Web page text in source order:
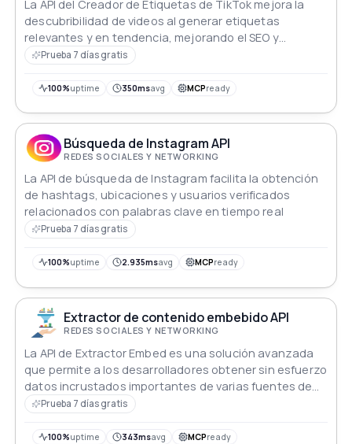
La API del Creador de Etiquetas de TikTok mejora la
descubribilidad de videos al generar etiquetas
relevantes y en tendencia, mejorando el SEO y
aumentando el compromiso de la audiencia con
Prueba 7 días gratis
100%uptime 350msavg MCPready
Búsqueda de Instagram API
REDES SOCIALES Y NETWORKING
La API de búsqueda de Instagram facilita la obtención
de hashtags, ubicaciones y usuarios verificados
relacionados con palabras clave en tiempo real
Prueba 7 días gratis
100%uptime 2.935msavg MCPready
Extractor de contenido embebido API
REDES SOCIALES Y NETWORKING
La API de Extractor Embed es una solución avanzada
que permite a los desarrolladores obtener sin esfuerzo
datos incrustados importantes de varias fuentes de
contenido incrustado que se encuentran en Internet.
dirección web estándar de una publicación incrustada,
Prueba 7 días gratis
100%uptime 343msavg MCPready